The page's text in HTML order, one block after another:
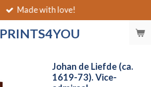
PRINTS4YOU
Made with love!
Johan de Liefde (ca.
1619-73). Vice-